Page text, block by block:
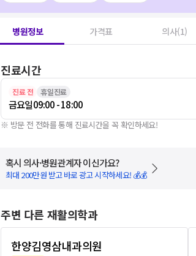
병원정보 가격표 의사(1)
진료시간
진료 전 휴일진료
금요일09:00 - 18:00
※ 방문 전 전화를 통해 진료시간을 꼭 확인하세요!
혹시 의사·병원관계자 이신가요?
최대 200만원 받고 바로 광고 시작하세요! 💰💰
주변 다른 재활의학과
한양김영삼내과의원